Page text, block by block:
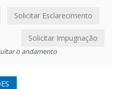
Solicitar Esclarecimento
Solicitar Impugnação
o andamento